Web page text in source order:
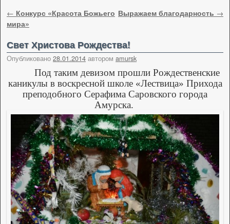
Навигация по записям
← Конкурс «Красота Божьего
мира»
Выражаем благодарность →
Свет Христова Рождества!
Опубликовано 28.01.2014 автором amursk
Под таким девизом прошли Рождественские
каникулы в воскресной школе «Лествица» Прихода
преподобного Серафима Саровского города
Амурска.